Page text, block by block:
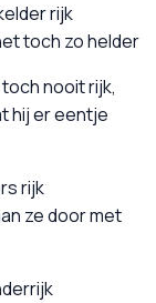
rijk
toch zo helder
nooit rijk,
hij er eentje
rijk
ze door met